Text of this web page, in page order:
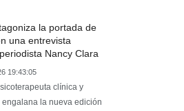
la portada de
una entrevista
Nancy Clara
19:43:05
clínica y
la nueva edición